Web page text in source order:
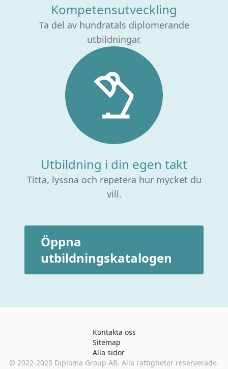
Kompetensutveckling
Ta del av hundratals diplomerande
utbildningar.
Utbildning i din egen takt
Titta, lyssna och repetera hur mycket du
vill.
Öppna
utbildningskatalogen
Kontakta oss
Sitemap
Alla sidor
© 2022-2025 Diploma Group AB. Alla rättigheter reserverade.